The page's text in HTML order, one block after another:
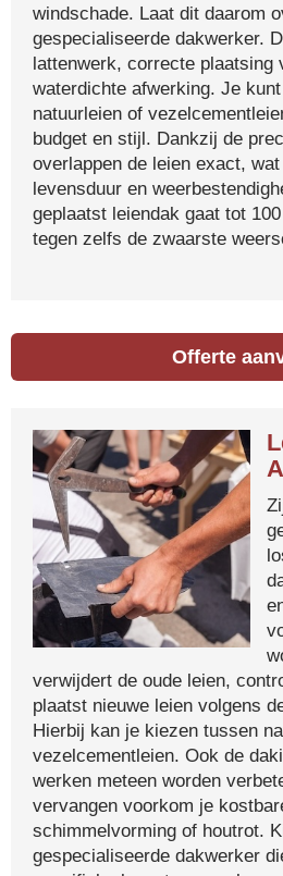
windschade. Laat dit daarom
gespecialiseerde dakwerker.
lattenwerk, correcte plaatsing
waterdichte afwerking. Je
natuurleien of
budget en stijl. Dankzij de
overlappen de leien exact,
levensduur en
geplaatst leiendak gaat tot
tegen zelfs de zwaarste
Offerte
verwijdert de oude leien,
plaatst nieuwe leien volgens
Hierbij kan je kiezen tussen
vezelcementleien. Ook de
werken meteen worden
vervangen voorkom je
schimmelvorming of houtrot.
gespecialiseerde dakwerker